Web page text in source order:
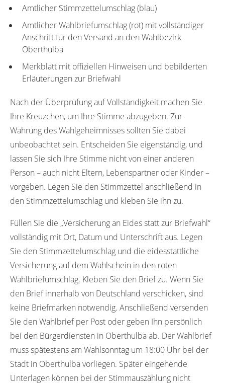
Amtlicher Stimmzettelumschlag (blau)
Amtlicher Wahlbriefumschlag (rot) mit vollständiger
Anschrift für den Versand an den Wahlbezirk
Oberthulba
Merkblatt mit offiziellen Hinweisen und bebilderten
Erläuterungen zur Briefwahl
Nach der Überprüfung auf Vollständigkeit machen Sie
Ihre Kreuzchen, um Ihre Stimme abzugeben. Zur
Wahrung des Wahlgeheimnisses sollten Sie dabei
unbeobachtet sein. Entscheiden Sie eigenständig, und
lassen Sie sich Ihre Stimme nicht von einer anderen
Person – auch nicht Eltern, Lebenspartner oder Kinder –
vorgeben. Legen Sie den Stimmzettel anschließend in
den Stimmzettelumschlag und kleben Sie ihn zu.
Füllen Sie die „Versicherung an Eides statt zur Briefwahl“
vollständig mit Ort, Datum und Unterschrift aus. Legen
Sie den Stimmzettelumschlag und die eidesstattliche
Versicherung auf dem Wahlschein in den roten
Wahlbriefumschlag. Kleben Sie den Brief zu. Wenn Sie
den Brief innerhalb von Deutschland verschicken, sind
keine Briefmarken notwendig. Anschließend versenden
Sie den Wahlbrief per Post oder geben Ihn persönlich
bei den Bürgerdiensten in Oberthulba ab. Der Wahlbrief
muss spätestens am Wahlsonntag um 18:00 Uhr bei der
Stadt in Oberthulba vorliegen. Später eingehende
Unterlagen können bei der Stimmauszählung nicht